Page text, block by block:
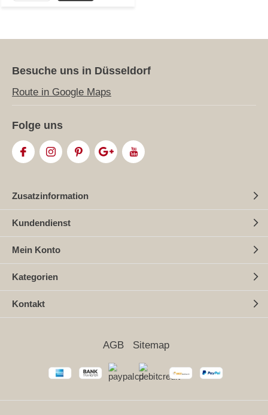
Besuche uns in Düsseldorf
Route in Google Maps
Folge uns
Zusatzinformation
Kundendienst
Mein Konto
Kategorien
Kontakt
AGB Sitemap